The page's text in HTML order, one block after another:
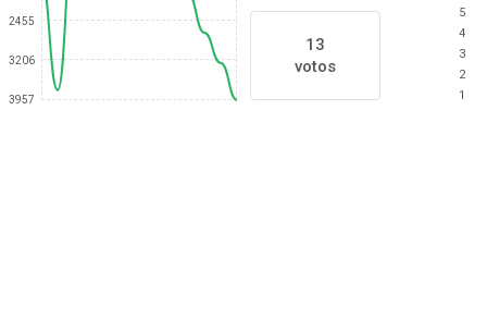
2455
3206
3957
13
votos
5
4
3
2
1